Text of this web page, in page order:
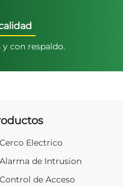
con respaldo.
Cerco Electrico
Alarma de Intrusion
Control de Acceso